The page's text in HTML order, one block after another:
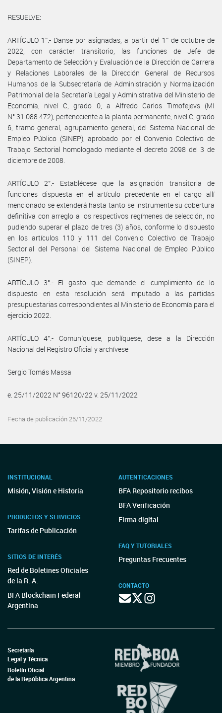
RESUELVE:
ARTÍCULO 1°.- Danse por asignadas, a partir del 1° de octubre de
2022, con carácter transitorio, las funciones de Jefe de
Departamento de Selección y Evaluación de la Dirección de Carrera
y Relaciones Laborales de la Dirección General de Recursos
Humanos de la Subsecretaría de Administración y Normalización
Patrimonial de la Secretaría Legal y Administrativa del Ministerio de
Economía, nivel C, grado 0, a Alfredo Carlos Timofejevs (MI
N° 31.088.472), perteneciente a la planta permanente, nivel C, grado
6, tramo general, agrupamiento general, del Sistema Nacional de
Empleo Público (SINEP), aprobado por el Convenio Colectivo de
Trabajo Sectorial homologado mediante el decreto 2098 del 3 de
diciembre de 2008.
ARTÍCULO 2°.- Establécese que la asignación transitoria de
funciones dispuesta en el artículo precedente en el cargo allí
mencionado se extenderá hasta tanto se instrumente su cobertura
definitiva con arreglo a los respectivos regímenes de selección, no
pudiendo superar el plazo de tres (3) años, conforme lo dispuesto
en los artículos 110 y 111 del Convenio Colectivo de Trabajo
Sectorial del Personal del Sistema Nacional de Empleo Público
(SINEP).
ARTÍCULO 3°.- El gasto que demande el cumplimiento de lo
dispuesto en esta resolución será imputado a las partidas
presupuestarias correspondientes al Ministerio de Economía para el
ejercicio 2022.
ARTÍCULO 4°.- Comuníquese, publíquese, dese a la Dirección
Nacional del Registro Oficial y archívese
Sergio Tomás Massa
e. 25/11/2022 N° 96120/22 v. 25/11/2022
Fecha de publicación 25/11/2022
INSTITUCIONAL
Misión, Visión e Historia
PRODUCTOS Y SERVICIOS
Tarifas de Publicación
SITIOS DE INTERÉS
Red de Boletines Oficiales
de la R. A.
BFA Blockchain Federal
Argentina
AUTENTICACIONES
BFA Repositorio recibos
BFA Verificación
Firma digital
FAQ Y TUTORIALES
Preguntas Frecuentes
CONTACTO
Secretaría
Legal y Técnica
Boletín Oficial
de la República Argentina